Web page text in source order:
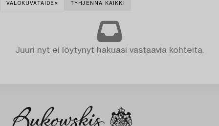
VALOKUVATAIDE TYHJENNÄ KAIKKI
Juuri nyt ei löytynyt hakuasi vastaavia kohteita.